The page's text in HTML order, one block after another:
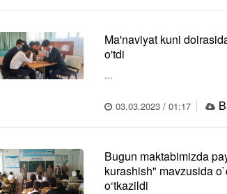
Ma'naviyat kuni
o'tdi
...
03.03.2023 / 01:17
Bugun maktabimizda
kurashish" mavzusida
o‘tkazildi